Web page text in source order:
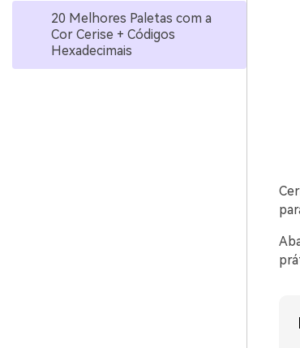
20 Melhores Paletas com a
Cor Cerise + Códigos
Hexadecimais